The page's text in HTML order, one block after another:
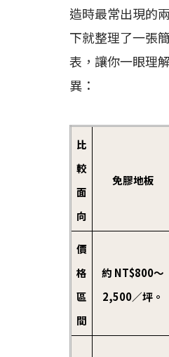
造時最常出現的
下就整理了一張
表，讓你一眼理
異：
比
較
面
向
免膠地板
價
格
區
間
約 NT$800～
2,500／坪。